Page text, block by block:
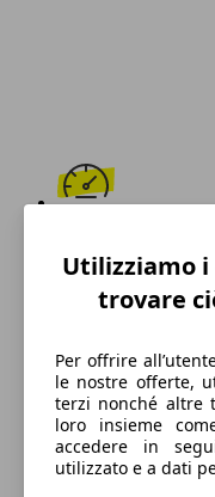
Diesel
Carburante
Utilizziamo i
trovare
Per offrire
le nostre offerte,
terzi nonché altre
loro insieme
accedere in
utilizzato e a dati